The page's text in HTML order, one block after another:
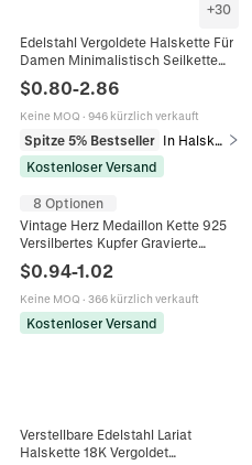
+30
Edelstahl Vergoldete Halskette Für
Damen Minimalistisch Seilkette
Schlangenkette Ankerkette
Bambus Gliederschmuck Zubehör
$0.80-2.86
Keine MOQ · 946 kürzlich verkauft
Spitze 5% Bestseller
In Halsketten
Kostenloser Versand
8 Optionen
Vintage Herz Medaillon Kette 925
Versilbertes Kupfer Gravierte
Blumen Fotoanhänger
Schlangenkette Schmuck Damen
$0.94-1.02
Keine MOQ · 366 kürzlich verkauft
Kostenloser Versand
Verstellbare Edelstahl Lariat
Halskette 18K Vergoldet